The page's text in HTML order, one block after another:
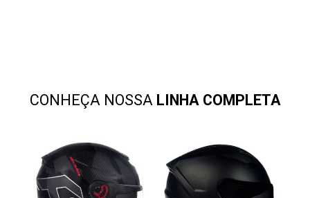
CONHEÇA NOSSA LINHA COMPLETA